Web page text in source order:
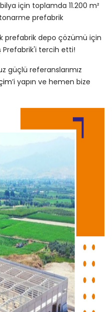
için toplamda 11.200 m²
prefabrik
prefabrik depo çözümü için
Prefabrik'i tercih etti!
güçlü referanslarımız
’i yapın ve hemen bize